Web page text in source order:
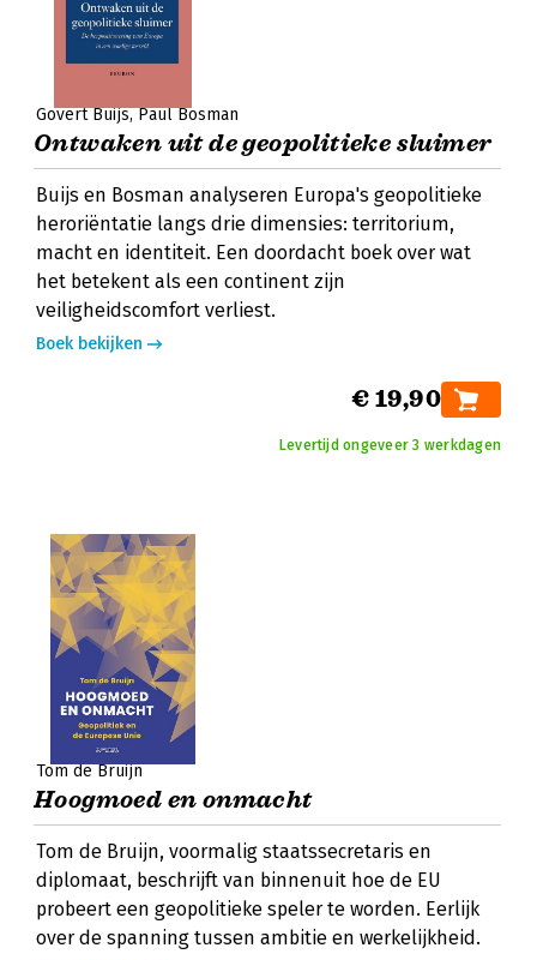
Govert Buijs Paul Bosman
Ontwaken uit de geopolitieke sluimer
Buijs en Bosman analyseren Europa's geopolitieke
heroriëntatie langs drie dimensies: territorium,
macht en identiteit. Een doordacht boek over wat
het betekent als een continent zijn
veiligheidscomfort verliest.
Boek bekijken
€ 19,90
Levertijd ongeveer 3 werkdagen
Tom de Bruijn
Hoogmoed en onmacht
Tom de Bruijn, voormalig staatssecretaris en
diplomaat, beschrijft van binnenuit hoe de EU
probeert een geopolitieke speler te worden. Eerlijk
over de spanning tussen ambitie en werkelijkheid.